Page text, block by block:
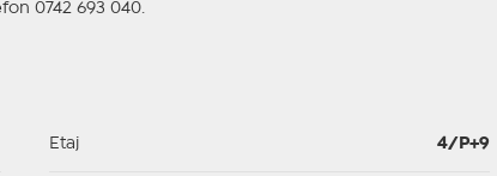
0742 693 040.
Etaj 4/P+9